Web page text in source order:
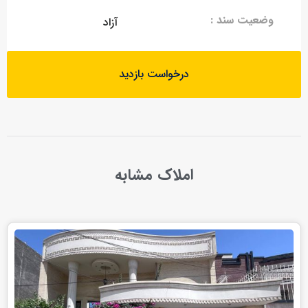
وضعیت سند :
آزاد
درخواست بازدید
املاک مشابه